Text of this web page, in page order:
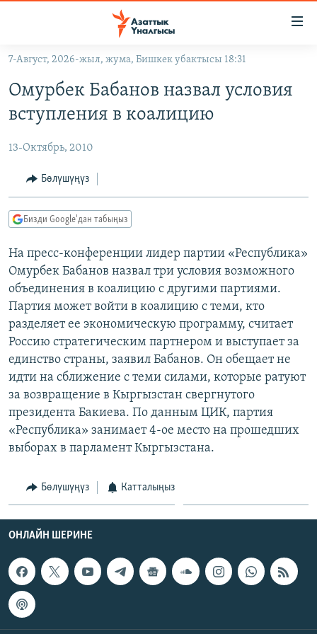
Навигацияга
өтүңүз
Издөөгө
салыңыз
КЫРГЫЗСТАН
КЫРГЫЗСТАН
САЯСАТ
ЭКОНОМИКА
ДҮЙНӨ
ДҮЙНӨ
БОРБОР АЗИЯ
УКРАИНА
АТАЙЫН ИЛИКТӨӨ
БҮГҮН АЗАТТЫКТА
ЭКСПЕРТТЕР ТАЛДАЙТ
БИЗ ЖАНА ДҮЙНӨ
ДАНИСТЕ
ЭЖЕ-СИҢДИЛЕР
АЗАТТЫК+
ЫҢГАЙСЫЗ СУРООЛОР
ПОДКАСТ
ӨЗГӨЧӨ ПИКИР
Русский
ОНЛАЙН ШЕРИНЕ
ЭЕ/АРнун бардык сайттары
7-Август, 2026-жыл, жума, Бишкек убактысы 18:31
Омурбек Бабанов назвал условия
вступления в коалицию
13-Октябрь, 2010
Бөлүшүңүз
Бизди Google'дан табыңыз
На пресс-конференции лидер партии «Республика»
Омурбек Бабанов назвал три условия возможного
объединения в коалицию с другими партиями.
Партия может войти в коалицию с теми, кто
разделяет ее экономическую программу, считает
Россию стратегическим партнером и выступает за
единство страны, заявил Бабанов. Он обещает не
идти на сближение с теми силами, которые ратуют
за возвращение в Кыргызстан свергнутого
президента Бакиева. По данным ЦИК, партия
«Республика» занимает 4-ое место на прошедших
выборах в парламент Кыргызстана.
Бөлүшүңүз Катталыңыз
ОНЛАЙН ШЕРИНЕ